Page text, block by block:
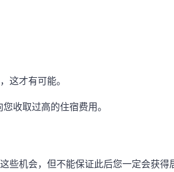
这才有可能。
收取过高的住宿费用。
机会，但不能保证此后您一定会获得